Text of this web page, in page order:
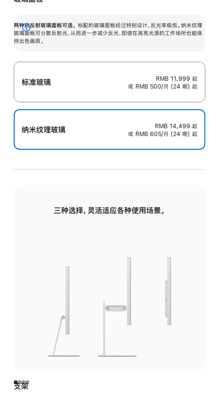
两种抗反射玻璃面板可选。 标配的玻璃面板经过特别设计，反光率极低。纳米纹理
玻璃面板可分散反射光，从而进一步减少反光，即使在高亮光源的工作场所也能保
持出色画质。
展
开
标准玻璃 RMB 11,999 起
或 RMB 500/月 (24 期) 起
纳米纹理玻璃 RMB 14,499 起
或 RMB 605/月 (24 期) 起
三种选择，灵活适应各种使用场景。
支架